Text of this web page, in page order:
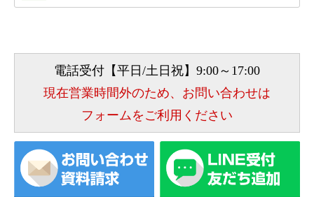
電話受付【平日/土日祝】9:00～17:00
現在営業時間外のため、お問い合わせは
フォームをご利用ください